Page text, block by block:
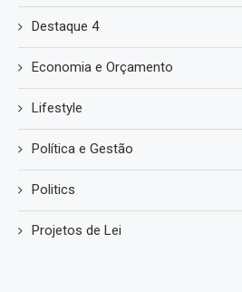
Destaque 4
Economia e Orçamento
Lifestyle
Política e Gestão
Politics
Projetos de Lei